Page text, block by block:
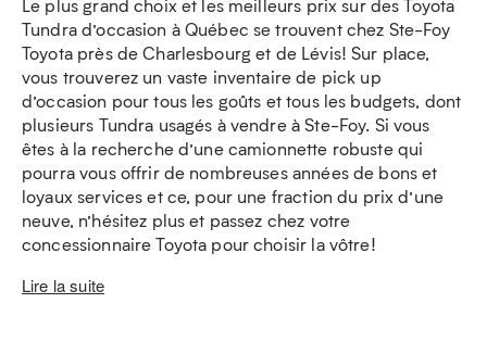
Le plus grand choix et les meilleurs prix sur des Toyota
Tundra d’occasion à Québec se trouvent chez Ste-Foy
Toyota près de Charlesbourg et de Lévis! Sur place,
vous trouverez un vaste inventaire de pick up
d’occasion pour tous les goûts et tous les budgets, dont
plusieurs Tundra usagés à vendre à Ste-Foy. Si vous
êtes à la recherche d’une camionnette robuste qui
pourra vous offrir de nombreuses années de bons et
loyaux services et ce, pour une fraction du prix d’une
neuve, n’hésitez plus et passez chez votre
concessionnaire Toyota pour choisir la vôtre!
Lire la suite